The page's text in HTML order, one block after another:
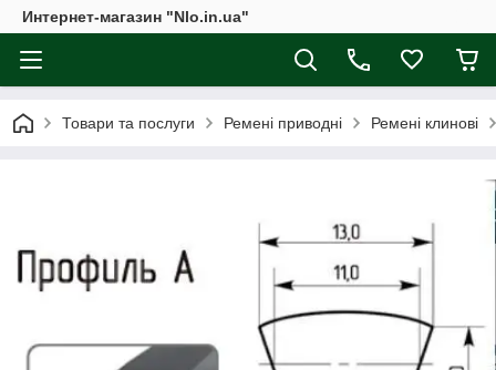
Интернет-магазин "Nlo.in.ua"
Товари та послуги Ремені приводні Ремені клинові